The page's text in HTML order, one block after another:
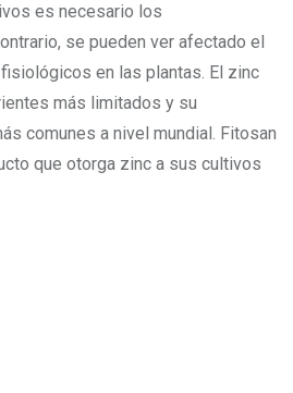
es necesario los
se pueden ver afectado el
en las plantas. El zinc
más limitados y su
comunes a nivel mundial. Fitosan
que otorga zinc a sus cultivos